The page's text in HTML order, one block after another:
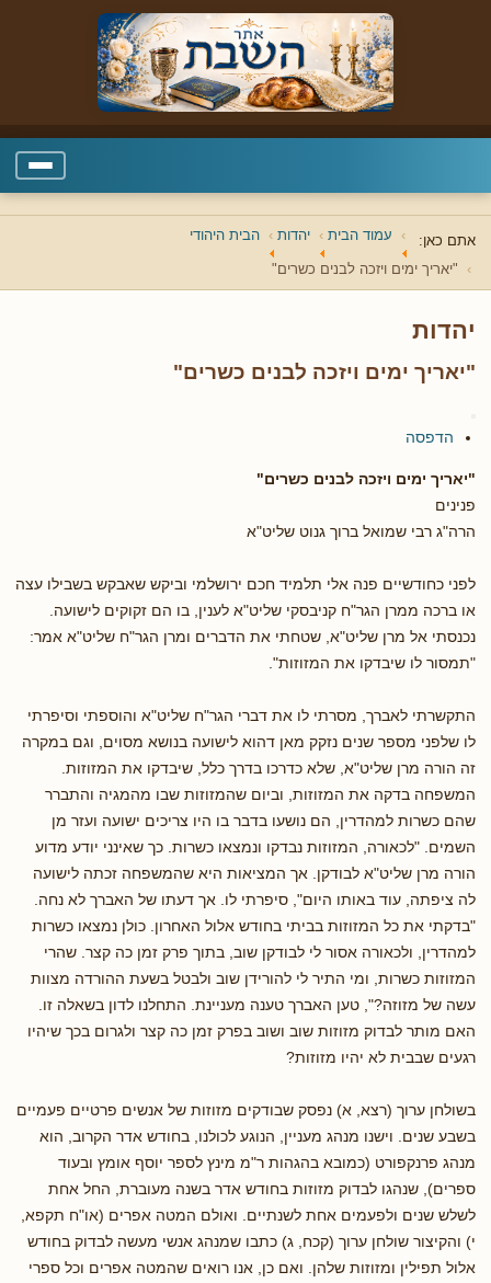
אתם כאן: עמוד הבית יהדות הבית היהודי
"יאריך ימים ויזכה לבנים כשרים"
יהדות
"יאריך ימים ויזכה לבנים כשרים"
הדפסה
"יאריך ימים ויזכה לבנים כשרים"
פנינים
הרה"ג רבי שמואל ברוך גנוט שליט"א
לפני כחודשיים פנה אלי תלמיד חכם ירושלמי וביקש שאבקש בשבילו עצה
או ברכה ממרן הגר"ח קניבסקי שליט"א לענין, בו הם זקוקים לישועה.
נכנסתי אל מרן שליט"א, שטחתי את הדברים ומרן הגר"ח שליט"א אמר:
"תמסור לו שיבדקו את המזוזות".
התקשרתי לאברך, מסרתי לו את דברי הגר"ח שליט"א והוספתי וסיפרתי
לו שלפני מספר שנים נזקק מאן דהוא לישועה בנושא מסוים, וגם במקרה
זה הורה מרן שליט"א, שלא כדרכו בדרך כלל, שיבדקו את המזוזות.
המשפחה בדקה את המזוזות, וביום שהמזוזות שבו מהמגיה והתברר
שהם כשרות למהדרין, הם נושעו בדבר בו היו צריכים ישועה ועזר מן
השמים. "לכאורה, המזוזות נבדקו ונמצאו כשרות. כך שאינני יודע מדוע
הורה מרן שליט"א לבודקן. אך המציאות היא שהמשפחה זכתה לישועה
לה ציפתה, עוד באותו היום", סיפרתי לו. אך דעתו של האברך לא נחה.
"בדקתי את כל המזוזות בביתי בחודש אלול האחרון. כולן נמצאו כשרות
למהדרין, ולכאורה אסור לי לבודקן שוב, בתוך פרק זמן כה קצר. שהרי
המזוזות כשרות, ומי התיר לי להורידן שוב ולבטל בשעת ההורדה מצוות
עשה של מזוזה?", טען האברך טענה מעניינת. התחלנו לדון בשאלה זו.
האם מותר לבדוק מזוזות שוב ושוב בפרק זמן כה קצר ולגרום בכך שיהיו
רגעים שבבית לא יהיו מזוזות?
בשולחן ערוך (רצא, א) נפסק שבודקים מזוזות של אנשים פרטיים פעמיים
בשבע שנים. וישנו מנהג מעניין, הנוגע לכולנו, בחודש אדר הקרוב, הוא
מנהג פרנקפורט (כמובא בהגהות ר"מ מינץ לספר יוסף אומץ ובעוד
ספרים), שנהגו לבדוק מזוזות בחודש אדר בשנה מעוברת, החל אחת
לשלש שנים ולפעמים אחת לשנתיים. ואולם המטה אפרים (או"ח תקפא,
י) והקיצור שולחן ערוך (קכח, ג) כתבו שמנהג אנשי מעשה לבדוק בחודש
אלול תפילין ומזוזות שלהן. ואם כן, אנו רואים שהמטה אפרים וכל ספרי